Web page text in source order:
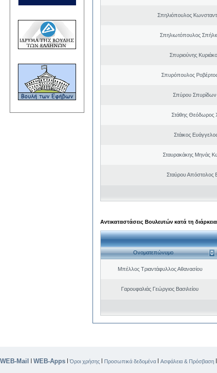
Σπηλιόπουλος
Σπηλιωτόπουλος
Σπυριούνης
Σπυρόπουλος
Σπύρου Σπυρίδων
Στάθης Θεόδωρος
Στάικος
Σταυρακάκης Μηνάς
Σταύρου Απόστολος
Αντικαταστάσεις Βουλευτών κατά τη
Ονοματεπώνυμο
Μπέλλος Τριαντάφυλλος Αθανασίου
Γαρουφαλιάς Γεώργιος Βασιλείου
WEB-Mail | WEB-Apps |Όροι χρήσης | Προσωπικά δεδομένα | Ασφάλεια & Πρόσβαση